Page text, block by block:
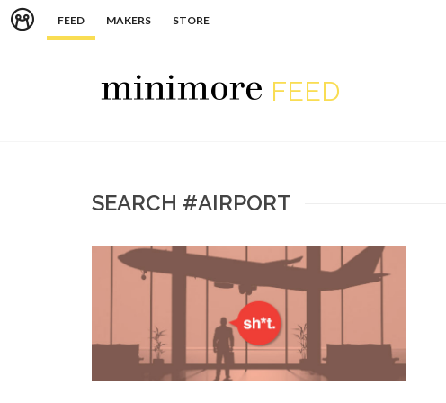
FEED MAKERS STORE
FEED
SEARCH #AIRPORT